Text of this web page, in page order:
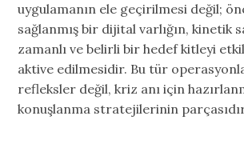
uygulamanın ele geçirilmesi değil;
sağlanmış bir dijital varlığın, kinetik
zamanlı ve belirli bir hedef kitleyi
aktive edilmesidir. Bu tür
refleksler değil, kriz anı için
konuşlanma stratejilerinin